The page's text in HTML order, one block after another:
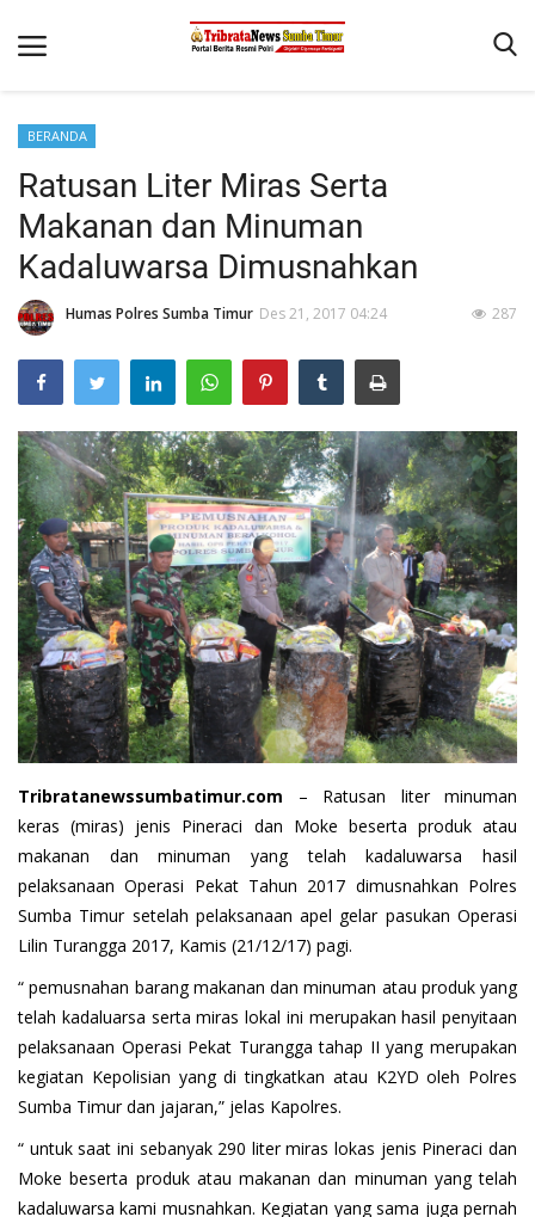
Beranda
Terms & Conditions
Reskrim
Binkam
Giat Ops
Polisi Kita
Mitra Polisi
Lantas
Jurnal Kamtibmas
BERANDA
Ratusan Liter Miras Serta
Makanan dan Minuman
Kadaluwarsa Dimusnahkan
Humas Polres Sumba Timur Des 21, 2017 04:24 287
Tribratanewssumbatimur.com – Ratusan liter minuman
keras (miras) jenis Pineraci dan Moke beserta produk atau
makanan dan minuman yang telah kadaluwarsa hasil
pelaksanaan Operasi Pekat Tahun 2017 dimusnahkan Polres
Sumba Timur setelah pelaksanaan apel gelar pasukan Operasi
Lilin Turangga 2017, Kamis (21/12/17) pagi.
“ pemusnahan barang makanan dan minuman atau produk yang
telah kadaluarsa serta miras lokal ini merupakan hasil penyitaan
pelaksanaan Operasi Pekat Turangga tahap II yang merupakan
kegiatan Kepolisian yang di tingkatkan atau K2YD oleh Polres
Sumba Timur dan jajaran,” jelas Kapolres.
“ untuk saat ini sebanyak 290 liter miras lokas jenis Pineraci dan
Moke beserta produk atau makanan dan minuman yang telah
kadaluwarsa kami musnahkan. Kegiatan yang sama juga pernah